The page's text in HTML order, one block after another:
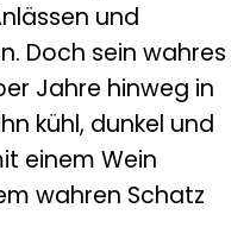
und
Doch sein wahres
Jahre hinweg in
kühl, dunkel und
einem Wein
wahren Schatz